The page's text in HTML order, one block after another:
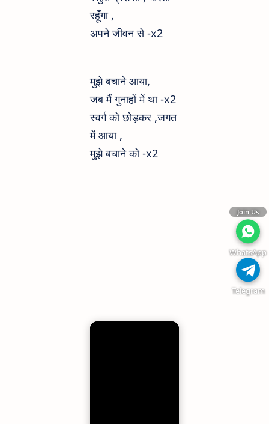
रहूँगा ,
अपने जीवन से -x2
मुझे बचाने आया,
जब मैं गुनाहों में था-x2
स्वर्ग को छोड़कर ,जगत
में आया ,
मुझे बचाने को-x2
Join Us
WhatsApp
Telegram